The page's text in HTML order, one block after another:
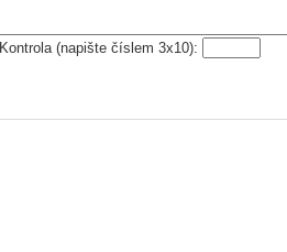
Kontrola (napište číslem 3x10):